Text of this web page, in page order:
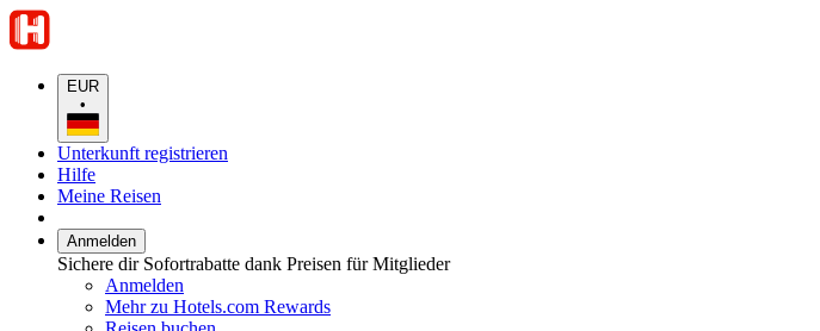
EUR
•
Unterkunft registrieren
Hilfe
Meine Reisen
Anmelden
Sichere dir Sofortrabatte dank Preisen für Mitglieder
Anmelden
Mehr zu Hotels.com Rewards